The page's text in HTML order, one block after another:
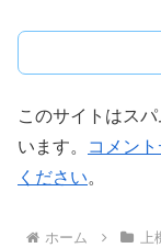
このサイトはス
います。
コメン
ください。
ホーム